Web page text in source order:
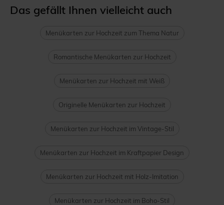
Das gefällt Ihnen vielleicht auch
Menükarten zur Hochzeit zum Thema Natur
Romantische Menükarten zur Hochzeit
Menükarten zur Hochzeit mit Weiß
Originelle Menükarten zur Hochzeit
Menükarten zur Hochzeit im Vintage-Stil
Menükarten zur Hochzeit im Kraftpapier Design
Menükarten zur Hochzeit mit Holz-Imitation
Menükarten zur Hochzeit im Boho-Stil